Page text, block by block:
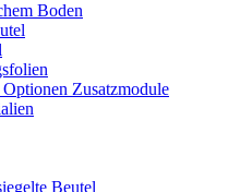
Boden
Zusatzmodule
Beutel